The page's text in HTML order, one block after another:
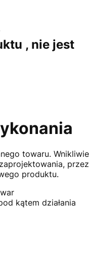
, nie jest
towaru. Wnikliwie
przez
produktu.
kątem działania